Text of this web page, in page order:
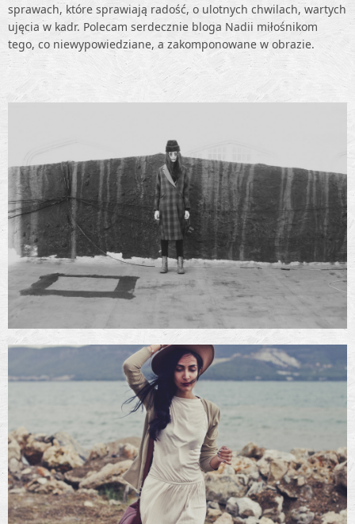
sprawach, które sprawiają radość, o ulotnych chwilach, wartych
ujęcia w kadr. Polecam serdecznie bloga Nadii miłośnikom
tego, co niewypowiedziane, a zakomponowane w obrazie.